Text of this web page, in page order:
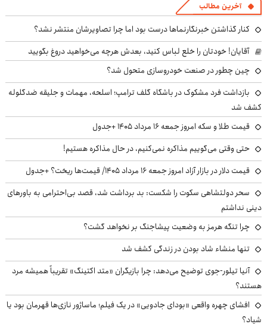
آخرین مطالب
کنار گذاشتن خبرنگارنماها درست بود اما چرا تصاویرشان منتشر نشد؟
آقایان! خودتان را خلع لباس کنید، بعدش هرچه می‌خواهید دروغ بگویید
چین چطور در صنعت خودروسازی متحول شد؟
بازداشت فرد مشکوک در باشگاه گلف ترامپ؛ اسلحه، مهمات و جلیقه ضدگلوله
کشف شد
قیمت طلا و سکه امروز جمعه ۱۶ مرداد ۱۴۰۵ +جدول
حتی وقتی می‌گوییم مذاکره نمی‌کنیم، در حال مذاکره هستیم!
قیمت دلار در بازار آزاد امروز جمعه ۱۶ مرداد ۱۴۰۵/ قیمت‌ها ریخت؟ +جدول
سحر دولتشاهی سکوت را شکست: بد برداشت شد، قصد بی‌احترامی به باورهای
دینی نداشتم
چرا تنگه هرمز به وضعیت پیشاجنگ بر نخواهد گشت؟
تنها منشاء شاد بودن در زندگی کشف شد
آنیا تیلور-جوی توضیح می‌دهد: چرا بازیگران «متد اکتینگ» تقریباً همیشه مرد
هستند؟
افشای چهره واقعی «بودای جادویی» در یک فیلم؛ ماساژور نازی‌ها قهرمان بود یا
شیاد؟